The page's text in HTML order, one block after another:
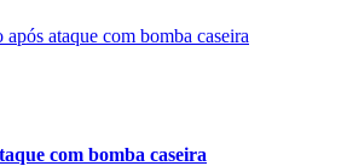
com bomba caseira